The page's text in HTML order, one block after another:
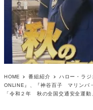
HOME 番組紹介 ハロー・ラジ
ONLINE』、『神谷百子 マリンバ
「令和２年 秋の全国交通安全運